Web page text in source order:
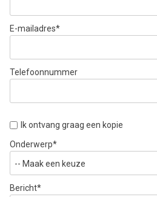
E-mailadres*
Telefoonnummer
Ik ontvang graag een kopie
Onderwerp*
-- Maak een keuze
Bericht*